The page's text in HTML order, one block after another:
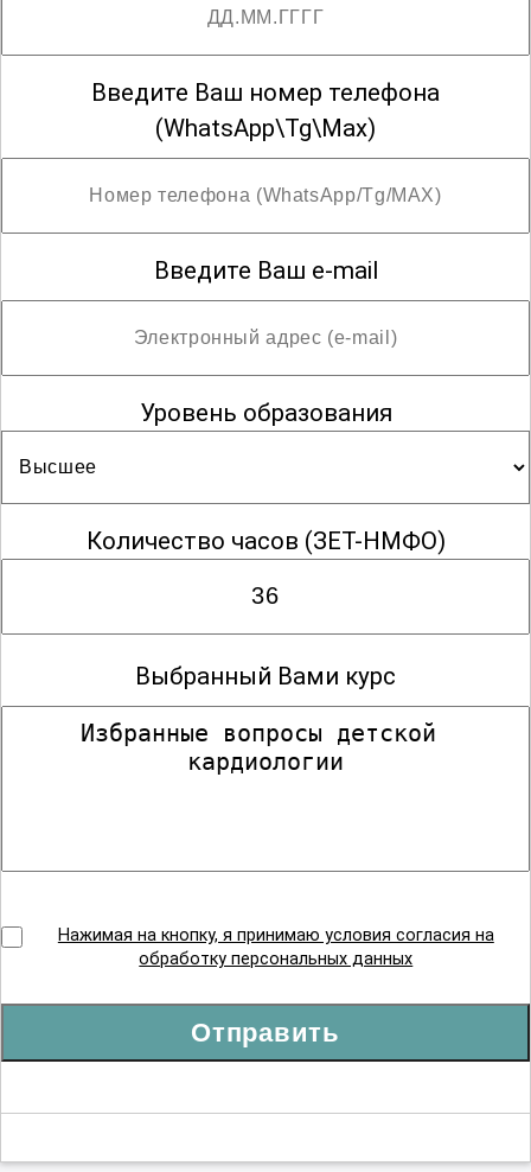
Введите Ваш номер телефона
(WhatsApp\Tg\Max)
Введите Ваш e-mail
Уровень образования
Количество часов (ЗЕТ-НМФО)
Выбранный Вами курс
Нажимая на кнопку, я принимаю условия согласия на
обработку персональных данных
Отправить